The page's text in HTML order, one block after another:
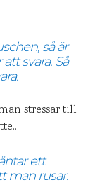
så är
svara. Så
stressar till
ett
man rusar.